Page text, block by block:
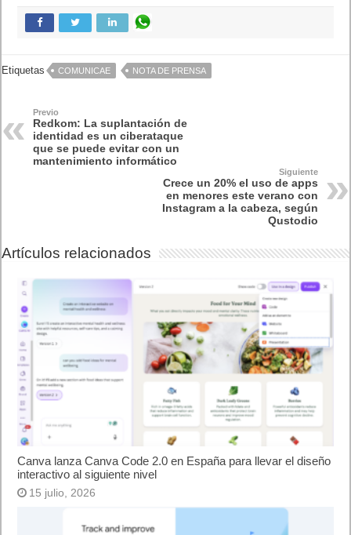
Etiquetas COMUNICAE NOTA DE PRENSA
Previo
Redkom: La suplantación de
identidad es un ciberataque
que se puede evitar con un
mantenimiento informático
Siguiente
Crece un 20% el uso de apps
en menores este verano con
Instagram a la cabeza, según
Qustodio
Artículos relacionados
Canva lanza Canva Code 2.0 en España para llevar el diseño
interactivo al siguiente nivel
15 julio, 2026